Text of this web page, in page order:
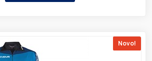
Novo!